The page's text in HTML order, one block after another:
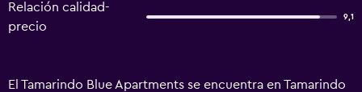
Relación calidad-
precio
9,1
El Tamarindo Blue Apartments se encuentra en Tamarindo